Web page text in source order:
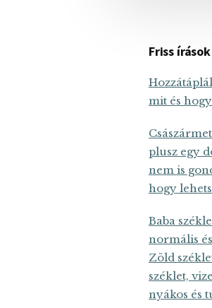
Friss
mit és
plusz egy
nem is
hogy
Baba
normális
Zöld
széklet,
nyákos és